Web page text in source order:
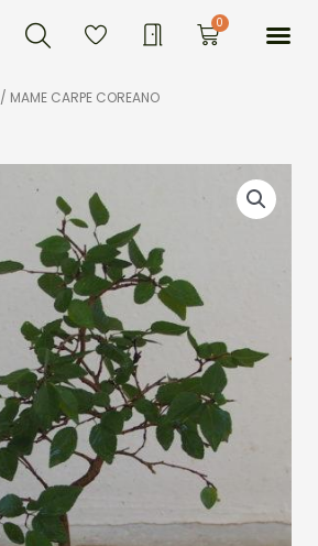
Buscar 0Carrito
/ MAME CARPE COREANO